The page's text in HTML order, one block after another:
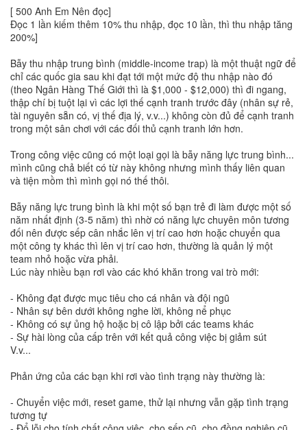
[ 500 Anh Em Nên đọc]
Đọc 1 lần kiếm thêm 10% thu nhập, đọc 10 lần, thì thu nhập tăng
200%]
Bẫy thu nhập trung bình (middle-income trap) là một thuật ngữ để
chỉ các quốc gia sau khi đạt tới một mức độ thu nhập nào đó
(theo Ngân Hàng Thế Giới thì là $1,000 - $12,000) thì đi ngang,
thập chí bị tuột lại vì các lợi thế cạnh tranh trước đây (nhân sự rẻ,
tài nguyên sẵn có, vị thế địa lý, v.v...) không còn đủ để cạnh tranh
trong một sân chơi với các đối thủ cạnh tranh lớn hơn.
Trong công việc cũng có một loại gọi là bẫy năng lực trung bình...
mình cũng chả biết có từ này không nhưng mình thấy liên quan
và tiện mồm thì mình gọi nó thế thôi.
Bẫy năng lực trung bình là khi một số bạn trẻ đi làm được một số
năm nhất định (3-5 năm) thì nhờ có năng lực chuyên môn tương
đối nên được sếp cân nhắc lên vị trí cao hơn hoặc chuyển qua
một công ty khác thì lên vị trí cao hơn, thường là quản lý một
team nhỏ hoặc vừa phải.
Lúc này nhiều bạn rơi vào các khó khăn trong vai trò mới:
- Không đạt được mục tiêu cho cá nhân và đội ngũ
- Nhân sự bên dưới không nghe lời, không nể phục
- Không có sự ủng hộ hoặc bị cô lập bởi các teams khác
- Sự hài lòng của cấp trên với kết quả công việc bị giảm sút
V.v...
Phản ứng của các bạn khi rơi vào tình trạng này thường là:
- Chuyển việc mới, reset game, thử lại nhưng vẫn gặp tình trạng
tương tự